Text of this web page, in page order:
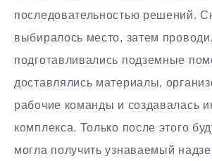
последовательностью решений.
выбиралось место, затем
подготавливались подземные
доставлялись материалы,
рабочие команды и создавалась
комплекса. Только после этого
могла получить узнаваемый